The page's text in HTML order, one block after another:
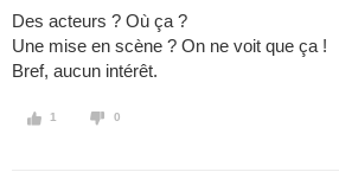
Des acteurs ? Où ça ?
Une mise en scène ? On ne voit que ça !
Bref, aucun intérêt.
1 0